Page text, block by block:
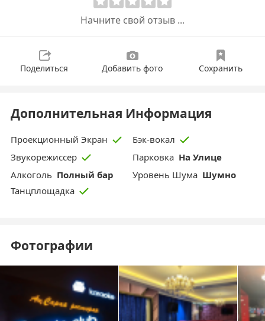
Начните свой отзыв ...
Поделиться Добавить фото Сохранить
Дополнительная Информация
Проекционный Экран
Бэк-вокал
Звукорежиссер
Парковка На Улице
Aлкоголь Полный бар Уровень Шума Шумно
Танцплощадка
Фотографии